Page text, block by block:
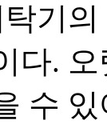
탁기
다.
수